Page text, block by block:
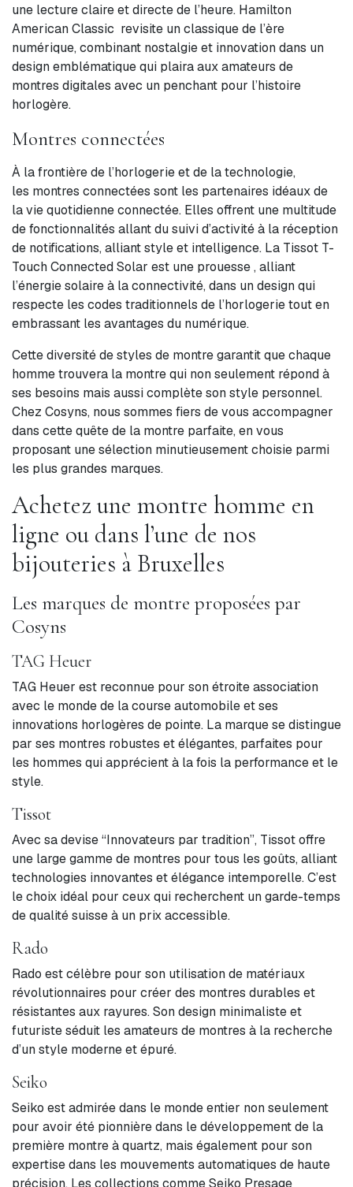
une lecture claire et directe de l’heure. Hamilton
American Classic revisite un classique de l’ère
numérique, combinant nostalgie et innovation dans un
design emblématique qui plaira aux amateurs de
montres digitales avec un penchant pour l’histoire
horlogère.
Montres connectées
À la frontière de l’horlogerie et de la technologie,
les montres connectées sont les partenaires idéaux de
la vie quotidienne connectée. Elles offrent une multitude
de fonctionnalités allant du suivi d’activité à la réception
de notifications, alliant style et intelligence. La Tissot T-
Touch Connected Solar est une prouesse , alliant
l’énergie solaire à la connectivité, dans un design qui
respecte les codes traditionnels de l’horlogerie tout en
embrassant les avantages du numérique.
Cette diversité de styles de montre garantit que chaque
homme trouvera la montre qui non seulement répond à
ses besoins mais aussi complète son style personnel.
Chez Cosyns, nous sommes fiers de vous accompagner
dans cette quête de la montre parfaite, en vous
proposant une sélection minutieusement choisie parmi
les plus grandes marques.
Achetez une montre homme en
ligne ou dans l’une de nos
bijouteries à Bruxelles
Les marques de montre proposées par
Cosyns
TAG Heuer
TAG Heuer est reconnue pour son étroite association
avec le monde de la course automobile et ses
innovations horlogères de pointe. La marque se distingue
par ses montres robustes et élégantes, parfaites pour
les hommes qui apprécient à la fois la performance et le
style.
Tissot
Avec sa devise “Innovateurs par tradition”, Tissot offre
une large gamme de montres pour tous les goûts, alliant
technologies innovantes et élégance intemporelle. C’est
le choix idéal pour ceux qui recherchent un garde-temps
de qualité suisse à un prix accessible.
Rado
Rado est célèbre pour son utilisation de matériaux
révolutionnaires pour créer des montres durables et
résistantes aux rayures. Son design minimaliste et
futuriste séduit les amateurs de montres à la recherche
d’un style moderne et épuré.
Seiko
Seiko est admirée dans le monde entier non seulement
pour avoir été pionnière dans le développement de la
première montre à quartz, mais également pour son
expertise dans les mouvements automatiques de haute
précision. Les collections comme Seiko Presage